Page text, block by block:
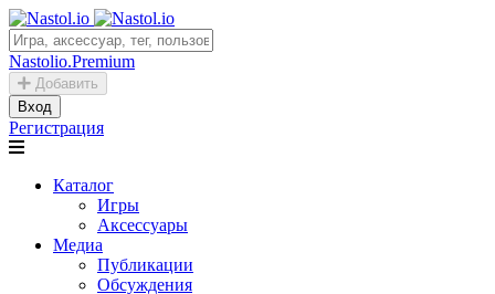
Nastolio.Premium
Добавить
Вход
Регистрация
Каталог
Игры
Аксессуары
Медиа
Публикации
Обсуждения